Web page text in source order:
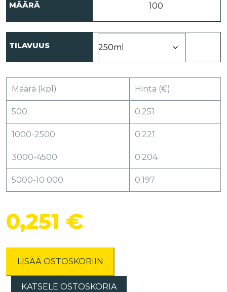
MÄÄRÄ Väriltään valkoiset
TILAVUUS
Määrä (kpl) Hinta (€)
500 0.251
1000-2500 0.221
3000-4500 0.204
5000-10 000 0.197
0,251 €
LISÄÄ OSTOSKORIIN
KATSELE OSTOSKORIA